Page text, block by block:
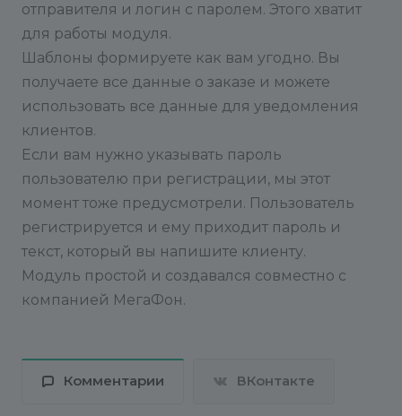
отправителя и логин с паролем. Этого хватит
для работы модуля.
Шаблоны формируете как вам угодно. Вы
получаете все данные о заказе и можете
использовать все данные для уведомления
клиентов.
Если вам нужно указывать пароль
пользователю при регистрации, мы этот
момент тоже предусмотрели. Пользователь
регистрируется и ему приходит пароль и
текст, который вы напишите клиенту.
Модуль простой и создавался совместно с
компанией МегаФон.
Комментарии ВКонтакте